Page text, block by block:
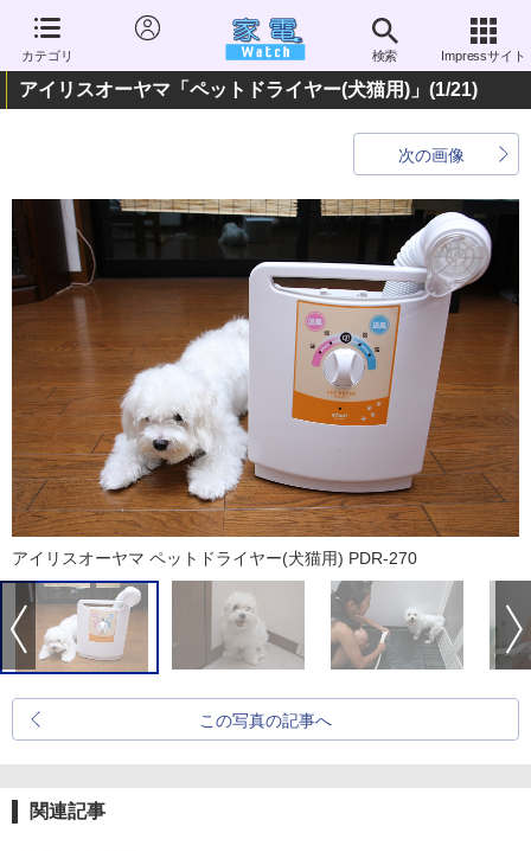
カテゴリ 検索 Impressサイト
アイリスオーヤマ「ペットドライヤー(犬猫用)」 (1/21)
次の画像
アイリスオーヤマ ペットドライヤー(犬猫用) PDR-270
この写真の記事へ
関連記事